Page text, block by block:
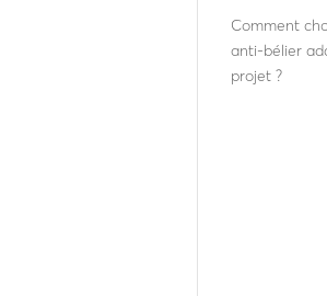
Comment
anti-bélier
projet ?